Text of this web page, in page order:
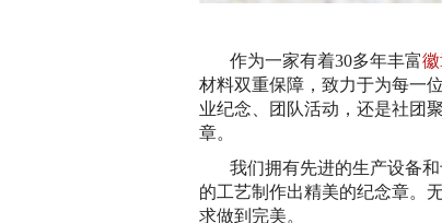
作为一家有着30多年丰富徽
材料双重保障，致力于为每一
业纪念、团队活动，还是社团
章。
我们拥有先进的生产设备
的工艺制作出精美的纪念章。
求做到完美。